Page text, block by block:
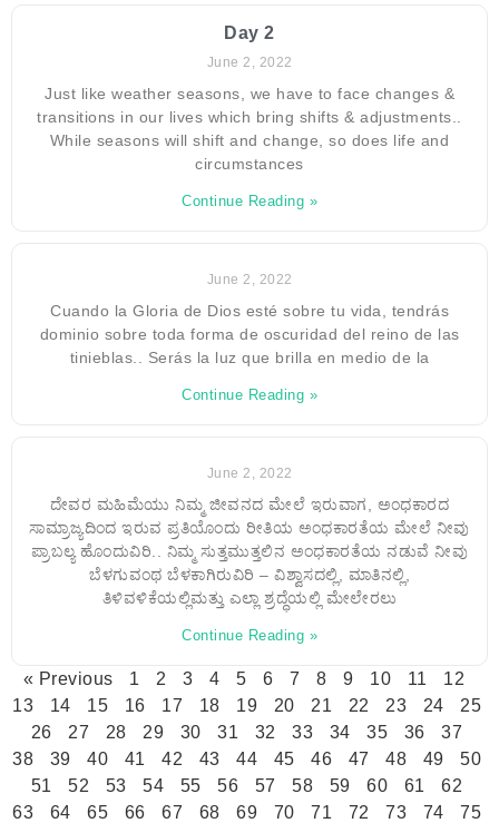
Day 2
June 2, 2022
Just like weather seasons, we have to face changes &
transitions in our lives which bring shifts & adjustments..
While seasons will shift and change, so does life and
circumstances
Continue Reading »
June 2, 2022
Cuando la Gloria de Dios esté sobre tu vida, tendrás
dominio sobre toda forma de oscuridad del reino de las
tinieblas.. Serás la luz que brilla en medio de la
Continue Reading »
June 2, 2022
ದೇವರ ಮಹಿಮೆಯು ನಿಮ್ಮ ಜೀವನದ ಮೇಲೆ ಇರುವಾಗ, ಅಂಧಕಾರದ
ಸಾಮ್ರಾಜ್ಯದಿಂದ ಇರುವ ಪ್ರತಿಯೊಂದು ರೀತಿಯ ಅಂಧಕಾರತೆಯ ಮೇಲೆ ನೀವು
ಪ್ರಾಬಲ್ಯ ಹೊಂದುವಿರಿ.. ನಿಮ್ಮ ಸುತ್ತಮುತ್ತಲಿನ ಅಂಧಕಾರತೆಯ ನಡುವೆ ನೀವು
ಬೆಳಗುವಂಥ ಬೆಳಕಾಗಿರುವಿರಿ – ವಿಶ್ವಾಸದಲ್ಲಿ, ಮಾತಿನಲ್ಲಿ,
ತಿಳಿವಳಿಕೆಯಲ್ಲಿಮತ್ತು ಎಲ್ಲಾ ಶ್ರದ್ಧೆಯಲ್ಲಿ ಮೇಲೇರಲು
Continue Reading »
« Previous 1 2 3 4 5 6 7 8 9 10 11
12
13
14 15 16 17 18 19 20 21 22 23 24
25
26
27 28 29 30 31 32 33 34 35 36
37
38
39 40 41 42 43 44 45 46 47 48 49
50
51
52 53 54 55 56 57 58 59 60 61
62
63
64 65 66 67 68 69 70 71 72 73 74
75